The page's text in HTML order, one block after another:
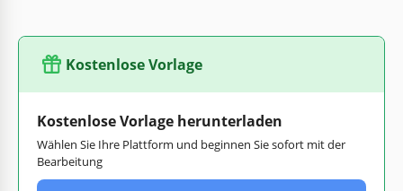
Kostenlose Vorlage
Kostenlose Vorlage herunterladen
Wählen Sie Ihre Plattform und beginnen Sie sofort mit der
Bearbeitung